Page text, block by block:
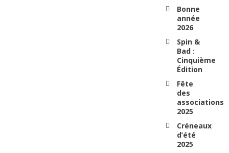
Bonne
année
2026
Spin &
Bad :
Cinquième
Édition
Fête
des
associations
2025
Créneaux
d’été
2025